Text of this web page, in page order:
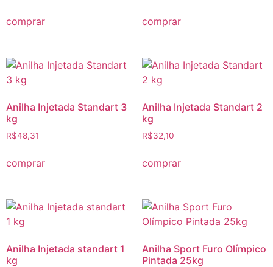
comprar comprar
Anilha Injetada Standart 3
kg
R$48,31
comprar
Anilha Injetada Standart 2
kg
R$32,10
comprar
Anilha Injetada standart 1
kg
Anilha Sport Furo Olímpico
Pintada 25kg